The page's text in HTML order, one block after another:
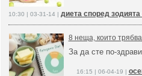
10:30 | 03-31-14 | диета според
8 неща, които
За да сте по-
16:15 | 06-04-19 |